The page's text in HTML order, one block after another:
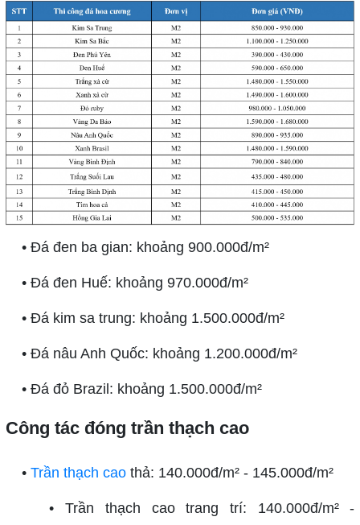
• Đá đen ba gian: khoảng 900.000đ/m²
• Đá đen Huế: khoảng 970.000đ/m²
• Đá kim sa trung: khoảng 1.500.000đ/m²
• Đá nâu Anh Quốc: khoảng 1.200.000đ/m²
• Đá đỏ Brazil: khoảng 1.500.000đ/m²
Công tác đóng trần thạch cao
• Trần thạch caothả: 140.000đ/m² - 145.000đ/m²
• Trần thạch cao trang trí: 140.000đ/m² -